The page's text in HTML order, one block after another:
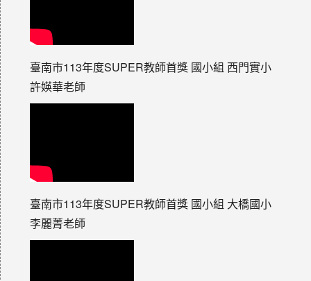
臺南市113年度SUPER教師首獎 國小組 西門實小
許媖華老師
臺南市113年度SUPER教師首獎 國小組 大橋國小
李麗菁老師